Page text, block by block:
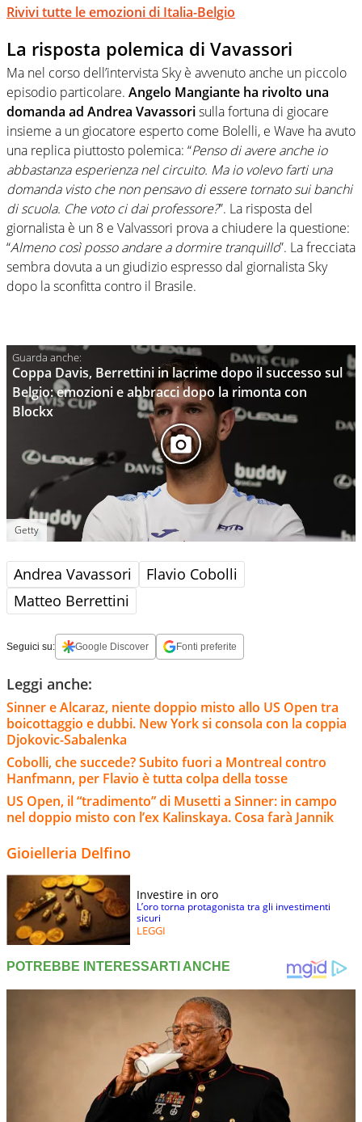
Rivivi tutte le emozioni di Italia-Belgio
La risposta polemica di Vavassori
Ma nel corso dell’intervista Sky è avvenuto anche un piccolo
episodio particolare. Angelo Mangiante ha rivolto una
domanda ad Andrea Vavassorisulla fortuna di giocare
insieme a un giocatore esperto come Bolelli, e Wave ha avuto
una replica piuttosto polemica: “Penso di avere anche io
abbastanza esperienza nel circuito. Ma io volevo farti una
domanda visto che non pensavo di essere tornato sui banchi
di scuola. Che voto ci dai professore?”. La risposta del
giornalista è un 8 e Valvassori prova a chiudere la questione:
“Almeno così posso andare a dormire tranquillo”. La frecciata
sembra dovuta a un giudizio espresso dal giornalista Sky
dopo la sconfitta contro il Brasile.
Coppa Davis, Berrettini in lacrime dopo il successo sul
Belgio: emozioni e abbracci dopo la rimonta con
Blockx
Getty
Andrea Vavassori
Flavio Cobolli
Matteo Berrettini
Seguici su: Google Discover Fonti preferite
Leggi anche:
Sinner e Alcaraz, niente doppio misto allo US Open tra
boicottaggio e dubbi. New York si consola con la coppia
Djokovic-Sabalenka
Cobolli, che succede? Subito fuori a Montreal contro
Hanfmann, per Flavio è tutta colpa della tosse
US Open, il “tradimento” di Musetti a Sinner: in campo
nel doppio misto con l’ex Kalinskaya. Cosa farà Jannik
Gioielleria Delfino
Investire in oro
L’oro torna protagonista tra gli investimenti
sicuri
LEGGI